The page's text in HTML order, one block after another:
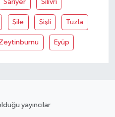
Sariyer Silivri
Şile Şişli Tuzla
Eyüp
yayıncılar